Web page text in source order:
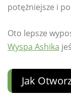
potężniejsze i
Oto lepsze
Wyspa Ashika
Jak